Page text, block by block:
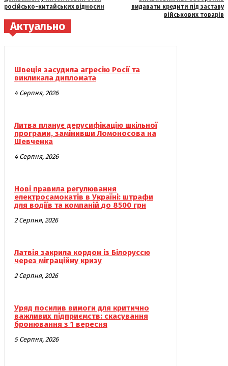
російсько-китайських відносин
видавати кредити під заставу
військових товарів
Актуально
Швеція засудила агресію Росії та
викликала дипломата
4 Серпня, 2026
Литва планує дерусифікацію шкільної
програми, замінивши Ломоносова на
Шевченка
4 Серпня, 2026
Нові правила регулювання
електросамокатів в Україні: штрафи
для водіїв та компаній до 8500 грн
2 Серпня, 2026
Латвія закрила кордон із Білоруссю
через міграційну кризу
2 Серпня, 2026
Уряд посилив вимоги для критично
важливих підприємств: скасування
бронювання з 1 вересня
5 Серпня, 2026